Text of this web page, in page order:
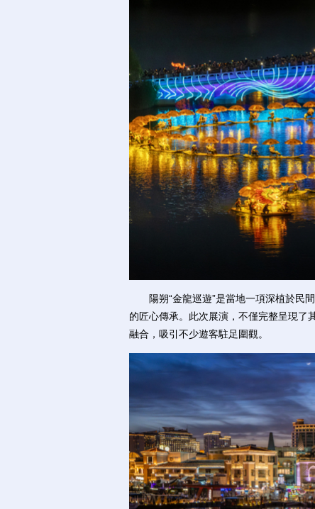
陽朔“金龍巡遊”是當地一項深植於民間
的匠心傳承。此次展演，不僅完整呈現了
融合，吸引不少遊客駐足圍觀。